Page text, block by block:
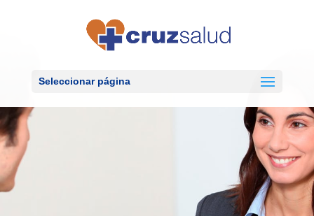
Seleccionar página